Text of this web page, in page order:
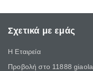
Σχετικά με εμάς
Η Εταιρεία
Προβολή στο 11888 giaola